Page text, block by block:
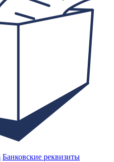
Банковские реквизиты